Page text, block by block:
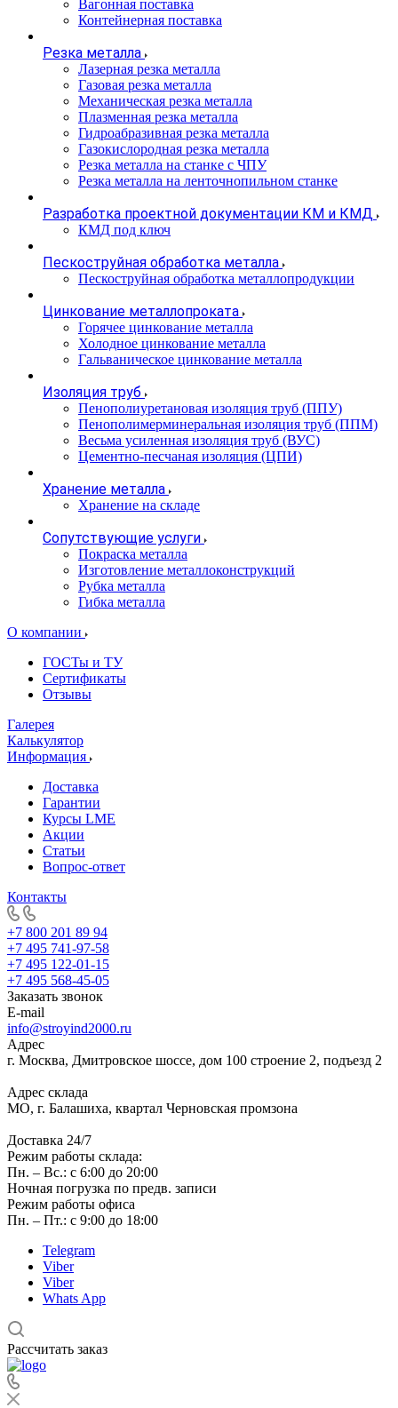
Вагонная поставка
Контейнерная поставка
Резка металла
Лазерная резка металла
Газовая резка металла
Механическая резка металла
Плазменная резка металла
Гидроабразивная резка металла
Газокислородная резка металла
Резка металла на станке с ЧПУ
Резка металла на ленточнопильном станке
Разработка проектной документации КМ и КМД
КМД под ключ
Пескоструйная обработка металла
Пескоструйная обработка металлопродукции
Цинкование металлопроката
Горячее цинкование металла
Холодное цинкование металла
Гальваническое цинкование металла
Изоляция труб
Пенополиуретановая изоляция труб (ППУ)
Пенополимерминеральная изоляция труб (ППМ)
Весьма усиленная изоляция труб (ВУС)
Цементно-песчаная изоляция (ЦПИ)
Хранение металла
Хранение на складе
Сопутствующие услуги
Покраска металла
Изготовление металлоконструкций
Рубка металла
Гибка металла
О компании
ГОСТы и ТУ
Сертификаты
Отзывы
Галерея
Калькулятор
Информация
Доставка
Гарантии
Курсы LME
Акции
Статьи
Вопрос-ответ
Контакты
+7 800 201 89 94
+7 495 741-97-58
+7 495 122-01-15
+7 495 568-45-05
Заказать звонок
E-mail
info@stroyind2000.ru
Адрес
г. Москва, Дмитровское шоссе, дом 100 строение 2, подъезд 2
Адрес склада
МО, г. Балашиха, квартал Черновская промзона
Доставка 24/7
Режим работы склада:
Пн. – Вс.: с 6:00 до 20:00
Ночная погрузка по предв. записи
Режим работы офиса
Пн. – Пт.: с 9:00 до 18:00
Telegram
Viber
Viber
Whats App
Рассчитать заказ